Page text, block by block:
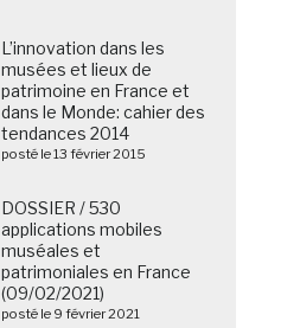
L’innovation dans les
musées et lieux de
patrimoine en France et
dans le Monde: cahier des
tendances 2014
posté le 13 février 2015
DOSSIER / 530
applications mobiles
muséales et
patrimoniales en France
(09/02/2021)
posté le 9 février 2021